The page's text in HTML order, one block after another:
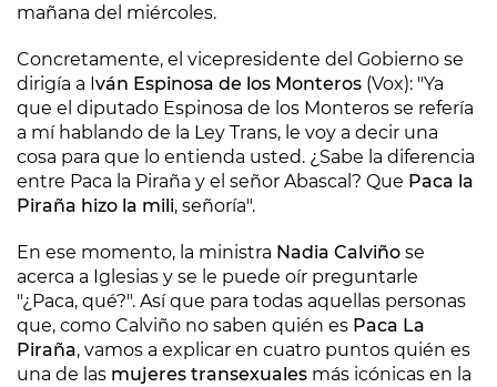
mañana del miércoles.
Concretamente, el vicepresidente del Gobierno se
dirigía a Iván Espinosa de los Monteros (Vox): "Ya
que el diputado Espinosa de los Monteros se refería
a mí hablando de la Ley Trans, le voy a decir una
cosa para que lo entienda usted. ¿Sabe la diferencia
entre Paca la Piraña y el señor Abascal? Que Paca la
Piraña hizo la mili, señoría".
En ese momento, la ministra Nadia Calviño se
acerca a Iglesias y se le puede oír preguntarle
"¿Paca, qué?". Así que para todas aquellas personas
que, como Calviño no saben quién es Paca La
Piraña, vamos a explicar en cuatro puntos quién es
una de las mujeres transexuales más icónicas en la